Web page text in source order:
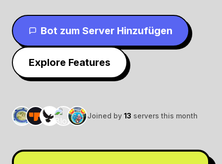
Bot zum Server Hinzufügen
Explore Features
Joined by 13 servers this month